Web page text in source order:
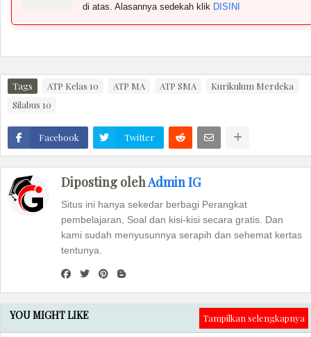
di atas. Alasannya sedekah klik DISINI
Tags ATP Kelas 10 ATP MA ATP SMA
Kurikulum Merdeka
Silabus 10
Facebook Twitter
Diposting olehAdmin IG
Situs ini hanya sekedar berbagi Perangkat
pembelajaran, Soal dan kisi-kisi secara gratis. Dan
kami sudah menyusunnya serapih dan sehemat kertas
tentunya.
YOU MIGHT LIKE Tampilkan selengkapnya